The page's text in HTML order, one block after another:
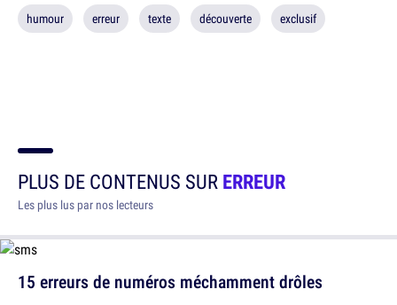
humour erreur texte découverte exclusif
PLUS DE CONTENUS SURERREUR
Les plus lus par nos lecteurs
15 erreurs de numéros méchamment drôles